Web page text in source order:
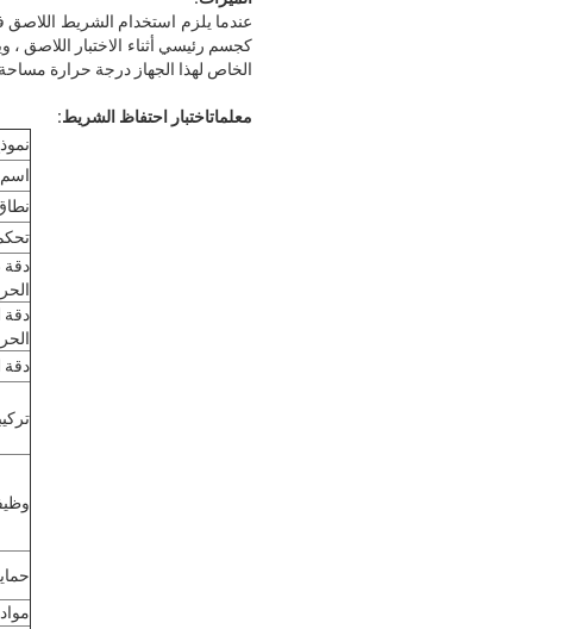
عندما يلزم استخدام الشريط اللاصق
كجسم رئيسي أثناء الاختبار اللاصق ،
الخاص لهذا الجهاز درجة حرارة مساحة
معلماتاختبار احتفاظ الشريط:
اسم
دقة
دقة